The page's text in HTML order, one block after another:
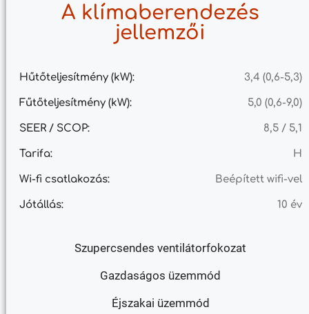
A klímaberendezés
jellemzői
Hűtőteljesítmény (kW): 3,4 (0,6-5,3)
Fűtőteljesítmény (kW): 5,0 (0,6-9,0)
SEER / SCOP: 8,5 / 5,1
Tarifa: H
Wi-fi csatlakozás: Beépített wifi-vel
Jótállás: 10 év
Szupercsendes ventilátorfokozat
Gazdaságos üzemmód
Éjszakai üzemmód